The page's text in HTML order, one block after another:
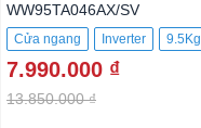
WW95TA046AX/SV
Cửa ngang Inverter 9.5Kg
7.990.000 ₫
13.850.000 ₫